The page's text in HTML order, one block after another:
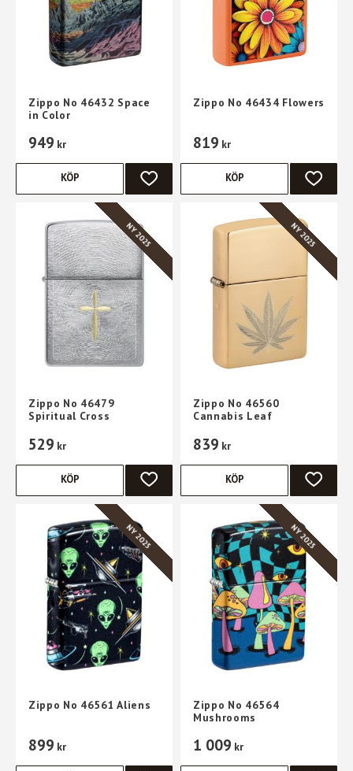
Zippo No 46432 Space
in Color
949 kr
LÄGG TILL I FAVORITER
KÖP
Zippo No 46434 Flowers
819 kr
LÄGG
KÖP
Zippo No 46479
Spiritual Cross
529 kr
NY 2025
LÄGG TILL I FAVORITER
KÖP
Zippo No 46560
Cannabis Leaf
839 kr
NY 2025
LÄGG
KÖP
Zippo No 46561 Aliens
899 kr
NY 2025
Zippo No 46564
Mushrooms
1 009 kr
NY 2025